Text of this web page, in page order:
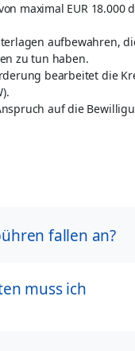
maximal EUR 18.000
aufbewahren,
zu tun haben.
bearbeitet die
auf die
fallen an?
muss ich